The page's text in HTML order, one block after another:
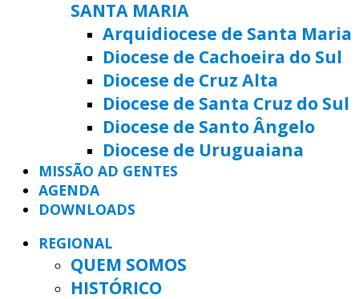
SANTA MARIA
Arquidiocese de Santa Maria
Diocese de Cachoeira do Sul
Diocese de Cruz Alta
Diocese de Santa Cruz do Sul
Diocese de Santo Ângelo
Diocese de Uruguaiana
MISSÃO AD GENTES
AGENDA
DOWNLOADS
REGIONAL
QUEM SOMOS
HISTÓRICO